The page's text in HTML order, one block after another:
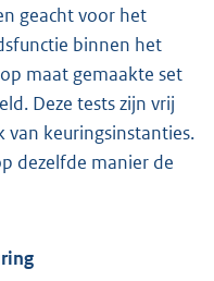
geacht voor het
binnen het
maat gemaakte set
Deze tests zijn vrij
van keuringsinstanties.
dezelfde manier de